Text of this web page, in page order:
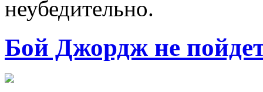
неубедительно.
Бой Джордж не